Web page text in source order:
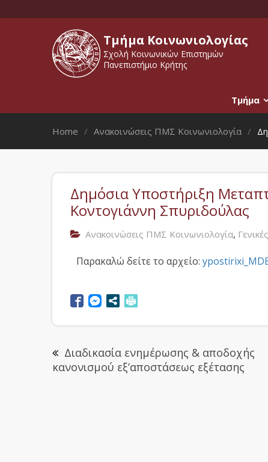
Τμήμα Κοινωνιολογίας
Σχολή Κοινωνικών Επιστημών
Πανεπιστήμιο Κρήτης
Τμήμα
Home Ανακοινώσεις ΠΜΣ Κοινωνιολογία
Δημόσια Υποστήριξη
Κοντογιάννη Σπυριδούλας
Ανακοινώσεις ΠΜΣ Κοινωνιολογία,
Παρακαλώ δείτε το αρχείο:
Διαδικασία ενημέρωσης & αποδοχής
κανονισμού εξ’αποστάσεως εξέτασης